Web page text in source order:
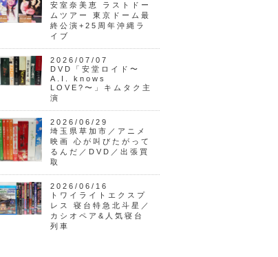
安室奈美恵 ラストドー
ムツアー 東京ドーム最
終公演+25周年沖縄ラ
イブ
2026/07/07
DVD「安堂ロイド〜
A.I. knows
LOVE?〜」キムタク主
演
2026/06/29
埼玉県草加市／アニメ
映画 心が叫びたがって
るんだ／DVD／出張買
取
2026/06/16
トワイライトエクスプ
レス 寝台特急北斗星／
カシオペア&人気寝台
列車